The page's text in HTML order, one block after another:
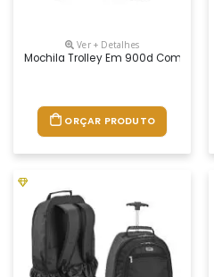
Ver + Detalhes
Mochila Trolley Em 900d Com
ORÇAR PRODUTO